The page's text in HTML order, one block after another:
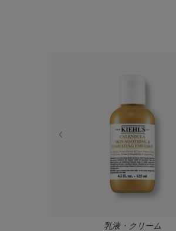
乳液・クリーム